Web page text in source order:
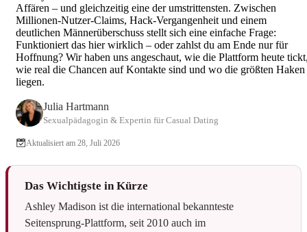
Cougar Dating: Nischen,
Affären – und gleichzeitig eine der umstrittensten. Zwischen
Millionen-Nutzer-Claims, Hack-Vergangenheit und einem
deutlichen Männerüberschuss stellt sich eine einfache Frage:
Funktioniert das hier wirklich – oder zahlst du am Ende nur für
Hoffnung? Wir haben uns angeschaut, wie die Plattform heute
wie real die Chancen auf Kontakte sind und wo die größten Haken
liegen.
Julia Hartmann
Sexualpädagogin & Expertin für Casual Dating
Aktualisiert am 28, Juli 2026
Das Wichtigste in Kürze
Ashley Madison ist die international bekannteste
Seitensprung-Plattform, seit 2010 auch im